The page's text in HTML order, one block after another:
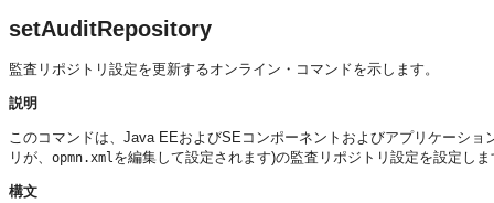
setAuditRepository
監査リポジトリ設定を更新するオンライン・コマンドを示します。
説明
このコマンドは、Java EEおよびSEコンポーネントおよびアプリケーシ
リが、 opmn.xmlを編集して設定されます)の監査リポジトリ設定を設定しま
構文